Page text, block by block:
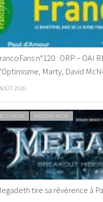
n°120 : ORP – OAI
Marty, David
2026
METAL WEBZINE METAL
tire sa révérence à